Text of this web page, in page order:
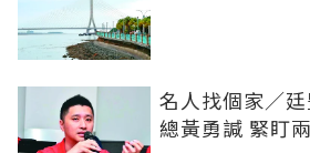
名人找個家／
總黃勇諴 緊盯